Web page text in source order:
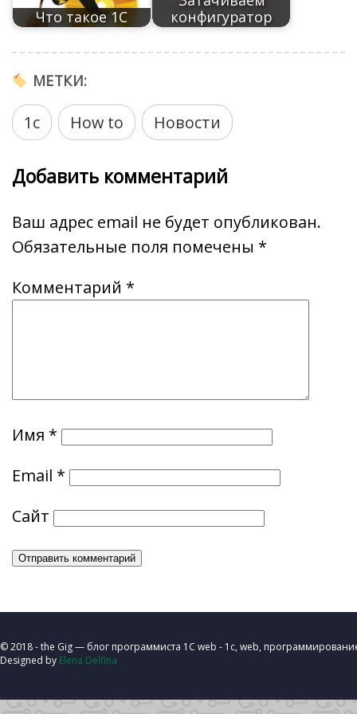
Что такое 1С
конфигуратор
МЕТКИ:
1с How to Новости
Добавить комментарий
Ваш адрес email не будет опубликован.
Обязательные поля помечены *
Комментарий *
Имя *
Email *
Сайт
© 2018 - the Gig — блог программиста 1C web - 1с, web,
Designed by Elena Delfina